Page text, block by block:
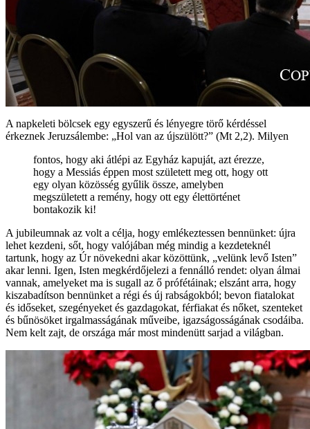
A napkeleti bölcsek egy egyszerű és lényegre törő kérdéssel
érkeznek Jeruzsálembe: „Hol van az újszülött?” (Mt 2,2). Milyen
fontos, hogy aki átlépi az Egyház kapuját, azt érezze,
hogy a Messiás éppen most született meg ott, hogy ott
egy olyan közösség gyűlik össze, amelyben
megszületett a remény, hogy ott egy élettörténet
bontakozik ki!
A jubileumnak az volt a célja, hogy emlékeztessen bennünket: újra
lehet kezdeni, sőt, hogy valójában még mindig a kezdeteknél
tartunk, hogy az Úr növekedni akar közöttünk, „velünk levő Isten”
akar lenni. Igen, Isten megkérdőjelezi a fennálló rendet: olyan álmai
vannak, amelyeket ma is sugall az ő prófétáinak; elszánt arra, hogy
kiszabadítson bennünket a régi és új rabságokból; bevon fiatalokat
és időseket, szegényeket és gazdagokat, férfiakat és nőket, szenteket
és bűnösöket irgalmasságának műveibe, igazságosságának csodáiba.
Nem kelt zajt, de országa már most mindenütt sarjad a világban.